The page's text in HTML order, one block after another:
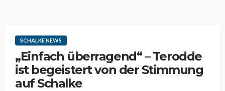
SCHALKE NEWS
„Einfach überragend“ – Terodde
ist begeistert von der Stimmung
auf Schalke